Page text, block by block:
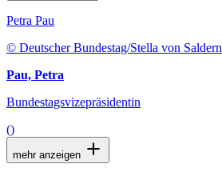
Petra Pau
© Deutscher Bundestag/Stella von Saldern
Pau, Petra
Bundestagsvizepräsidentin
()
mehr anzeigen